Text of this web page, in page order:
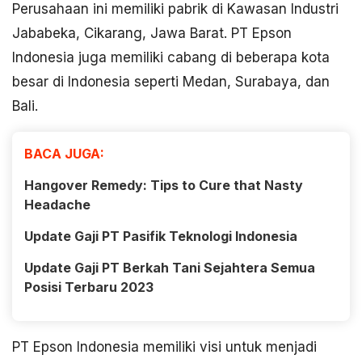
Perusahaan ini memiliki pabrik di Kawasan Industri
Jababeka, Cikarang, Jawa Barat. PT Epson
Indonesia juga memiliki cabang di beberapa kota
besar di Indonesia seperti Medan, Surabaya, dan
Bali.
BACA JUGA:
Hangover Remedy: Tips to Cure that Nasty
Headache
Update Gaji PT Pasifik Teknologi Indonesia
Update Gaji PT Berkah Tani Sejahtera Semua
Posisi Terbaru 2023
PT Epson Indonesia memiliki visi untuk menjadi